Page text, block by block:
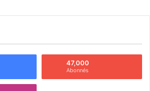
47,000
Abonnés